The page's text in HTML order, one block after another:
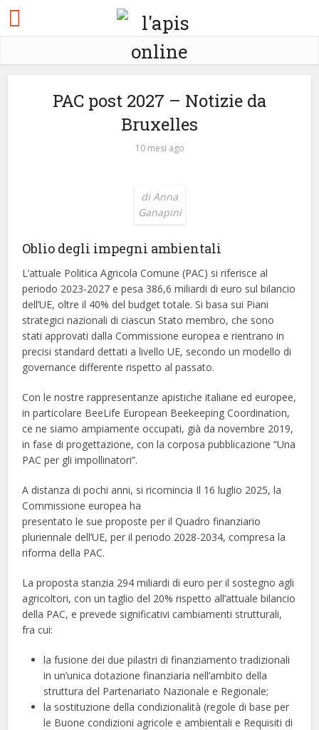
PAC post 2027 – Notizie da
Bruxelles
10 mesi ago
di Anna
Ganapini
Oblio degli impegni ambientali
L’attuale Politica Agricola Comune (PAC) si riferisce al
periodo 2023-2027 e pesa 386,6 miliardi di euro sul bilancio
dell’UE, oltre il 40% del budget totale. Si basa sui Piani
strategici nazionali di ciascun Stato membro, che sono
stati approvati dalla Commissione europea e rientrano in
precisi standard dettati a livello UE, secondo un modello di
governance differente rispetto al passato.
Con le nostre rappresentanze apistiche italiane ed europee,
in particolare BeeLife European Beekeeping Coordination,
ce ne siamo ampiamente occupati, già da novembre 2019,
in fase di progettazione, con la corposa pubblicazione “Una
PAC per gli impollinatori”.
A distanza di pochi anni, si ricomincia Il 16 luglio 2025, la
Commissione europea ha
presentato le sue proposte per il Quadro finanziario
pluriennale dell’UE, per il periodo 2028-2034, compresa la
riforma della PAC.
La proposta stanzia 294 miliardi di euro per il sostegno agli
agricoltori, con un taglio del 20% rispetto all’attuale bilancio
della PAC, e prevede significativi cambiamenti strutturali,
fra cui:
la fusione dei due pilastri di finanziamento tradizionali
in un’unica dotazione finanziaria nell’ambito della
struttura del Partenariato Nazionale e Regionale;
la sostituzione della condizionalità (regole di base per
le Buone condizioni agricole e ambientali e Requisiti di